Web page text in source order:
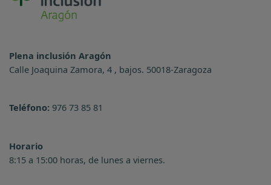
Plena inclusión Aragón
Calle Joaquina Zamora, 4 , bajos. 50018-Zaragoza
Teléfono: 976 73 85 81
Horario
8:15 a 15:00 horas, de lunes a viernes.